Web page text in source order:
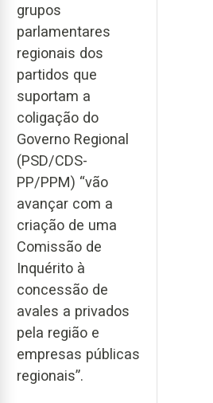
grupos
parlamentares
regionais dos
partidos que
suportam a
coligação do
Governo Regional
(PSD/CDS-
PP/PPM) “vão
avançar com a
criação de uma
Comissão de
Inquérito à
concessão de
avales a privados
pela região e
empresas públicas
regionais”.